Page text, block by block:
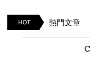
HOT 熱門文章